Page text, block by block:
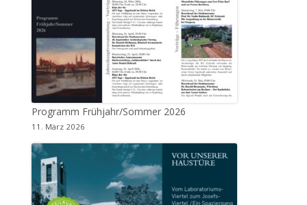
Programm Frühjahr/Sommer 2026
11. März 2026